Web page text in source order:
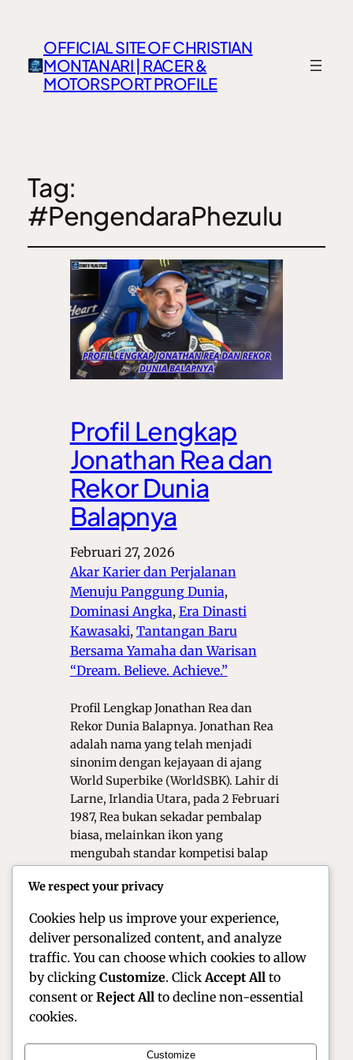
OFFICIAL SITE OF CHRISTIAN
MONTANARI | RACER &
MOTORSPORT PROFILE
Tag:
#PengendaraPhezulu
Profil Lengkap
Jonathan Rea dan
Rekor Dunia
Balapnya
Februari 27, 2026
Akar Karier dan Perjalanan
Menuju Panggung Dunia ,
Dominasi Angka, Era Dinasti
Kawasaki, Tantangan Baru
Bersama Yamaha dan Warisan
“Dream. Believe. Achieve.”
Profil Lengkap Jonathan Rea dan
Rekor Dunia Balapnya. Jonathan Rea
adalah nama yang telah menjadi
sinonim dengan kejayaan di ajang
World Superbike (WorldSBK). Lahir di
Larne, Irlandia Utara, pada 2 Februari
1987, Rea bukan sekadar pembalap
biasa, melainkan ikon yang
mengubah standar kompetisi balap
Dengan dedikasi luar biasa dan
We respect your privacy
Cookies help us improve your experience,
deliver personalized content, and analyze
traffic. You can choose which cookies to allow
by clicking Customize. Click Accept All to
consent or Reject All to decline non-essential
cookies.
Customize